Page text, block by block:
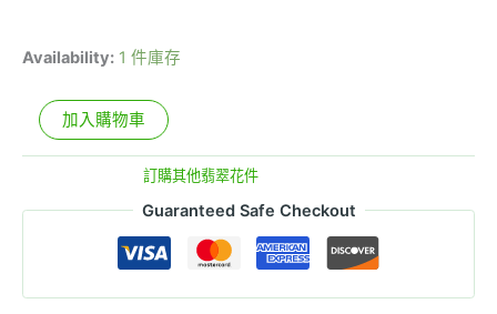
Availability: 1 件庫存
加入購物車
訂購其他翡翠花件
Guaranteed Safe Checkout